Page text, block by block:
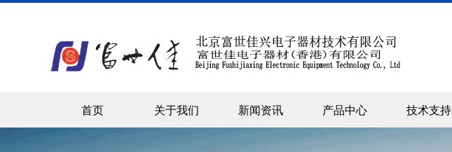
首页 关于我们 新闻资讯 产品中心 技术支持